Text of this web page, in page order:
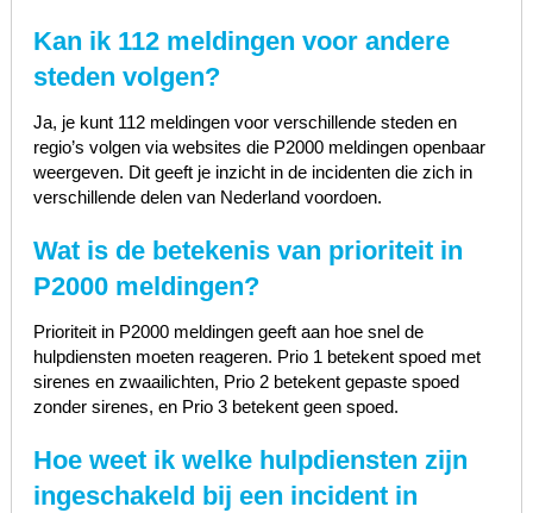
Kan ik 112 meldingen voor andere
steden volgen?
Ja, je kunt 112 meldingen voor verschillende steden en
regio’s volgen via websites die P2000 meldingen openbaar
weergeven. Dit geeft je inzicht in de incidenten die zich in
verschillende delen van Nederland voordoen.
Wat is de betekenis van prioriteit in
P2000 meldingen?
Prioriteit in P2000 meldingen geeft aan hoe snel de
hulpdiensten moeten reageren. Prio 1 betekent spoed met
sirenes en zwaailichten, Prio 2 betekent gepaste spoed
zonder sirenes, en Prio 3 betekent geen spoed.
Hoe weet ik welke hulpdiensten zijn
ingeschakeld bij een incident in